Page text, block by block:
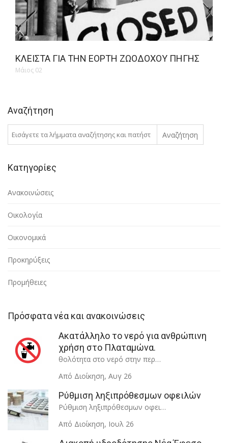
ΚΛΕΙΣΤΆ ΓΙΑ ΤΗΝ ΕΟΡΤΉ ΖΩΟΔΌΧΟΥ ΠΗΓΉΣ
Μάιος 02
Αναζήτηση
Αναζήτηση
Κατηγορίες
Ανακοινώσεις
Οικολογία
Οικονομικά
Προκηρύξεις
Προμήθειες
Πρόσφατα νέα και ανακοινώσεις
Ακατάλληλο το νερό για ανθρώπινη
χρήση στο Πλαταμώνα.
θολότητα στο νερό στην περ…
Από Διοίκηση, Αυγ 26
Ρύθμιση ληξιπρόθεσμων οφειλών
Ρύθμιση ληξιπρόθεσμων οφει…
Από Διοίκηση, Ιουλ 26